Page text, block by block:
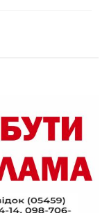
уникнути
Пам’яті
Ємця (ВІДЕО)
чому в